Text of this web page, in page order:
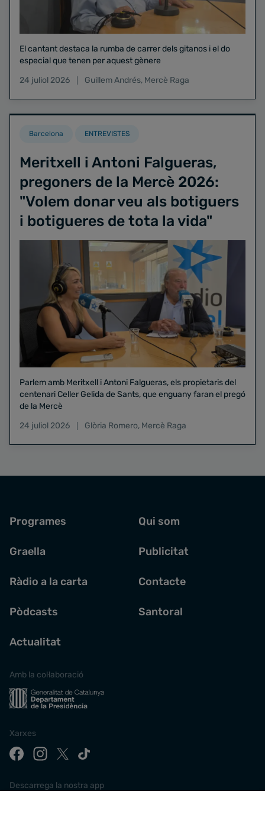
El cantant destaca la rumba de carrer dels gitanos i el do
especial que tenen per aquest gènere
24 juliol 2026
Guillem Andrés, Mercè Raga
Barcelona ENTREVISTES
Meritxell i Antoni Falgueras,
pregoners de la Mercè 2026:
"Volem donar veu als botiguers
i botigueres de tota la vida"
Parlem amb Meritxell i Antoni Falgueras, els propietaris del
centenari Celler Gelida de Sants, que enguany faran el pregó
de la Mercè
24 juliol 2026
Glòria Romero, Mercè Raga
Programes
Graella
Ràdio a la carta
Pòdcasts
Actualitat
Qui som
Publicitat
Contacte
Santoral
Amb la col·laboració
Xarxes
Descarrega la nostra app